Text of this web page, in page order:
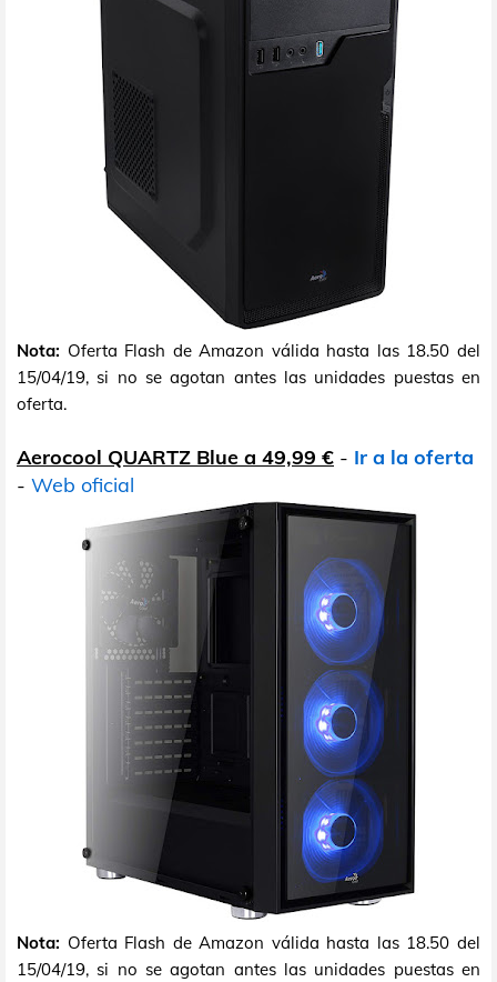
Nota: Oferta Flash de Amazon válida hasta las 18.50 del
15/04/19, si no se agotan antes las unidades puestas en
oferta.
Aerocool QUARTZ Blue a 49,99 € - Ir a la oferta
- Web oficial
Nota: Oferta Flash de Amazon válida hasta las 18.50 del
15/04/19, si no se agotan antes las unidades puestas en